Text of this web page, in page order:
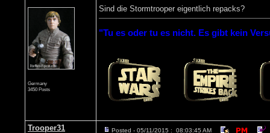
Germany
3450 Posts
Sind die Stormtrooper eigentlich repacks?
"Tu es oder tu es nicht. Es gibt kein
Trooper31 Posted - 05/11/2015 : 08:03:45 AM